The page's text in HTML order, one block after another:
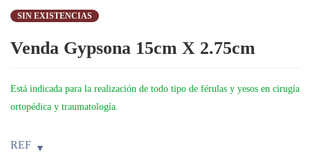
SIN EXISTENCIAS
Venda Gypsona 15cm X 2.75cm
Está indicada para la realización de todo tipo de férulas y yesos en cirugía
ortopédica y traumatología.
REF